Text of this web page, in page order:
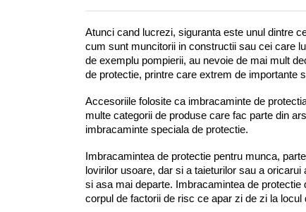
Atunci cand lucrezi, siguranta este unul dintre
cum sunt muncitorii in constructii sau cei care
de exemplu pompierii, au nevoie de mai mult
de protectie, printre care extrem de importante
Accesoriile folosite ca imbracaminte de
multe categorii de produse care fac parte din
imbracaminte speciala de protectie.
Imbracamintea de protectie pentru munca,
lovirilor usoare, dar si a taieturilor sau a
si asa mai departe. Imbracamintea de
corpul de factorii de risc ce apar zi de zi la